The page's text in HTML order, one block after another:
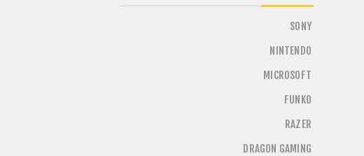
SONY
NINTENDO
MICROSOFT
FUNKO
RAZER
DRAGON GAMING